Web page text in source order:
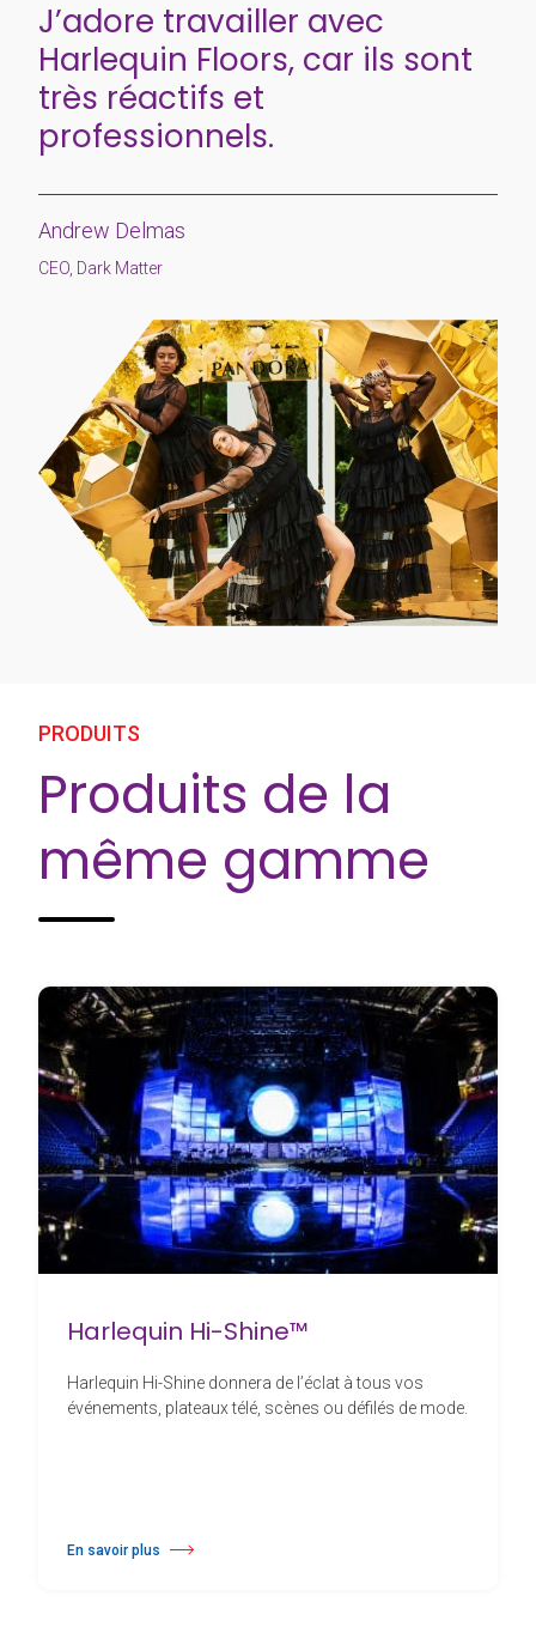
J’adore travailler avec
Harlequin Floors, car ils sont
très réactifs et
professionnels.
Andrew Delmas
CEO, Dark Matter
PRODUITS
Produits de la
même gamme
Harlequin Hi-Shine™
Harlequin Hi-Shine donnera de l’éclat à tous vos
événements, plateaux télé, scènes ou défilés de mode.
En savoir plus
à propos Harlequin Hi-Shine™